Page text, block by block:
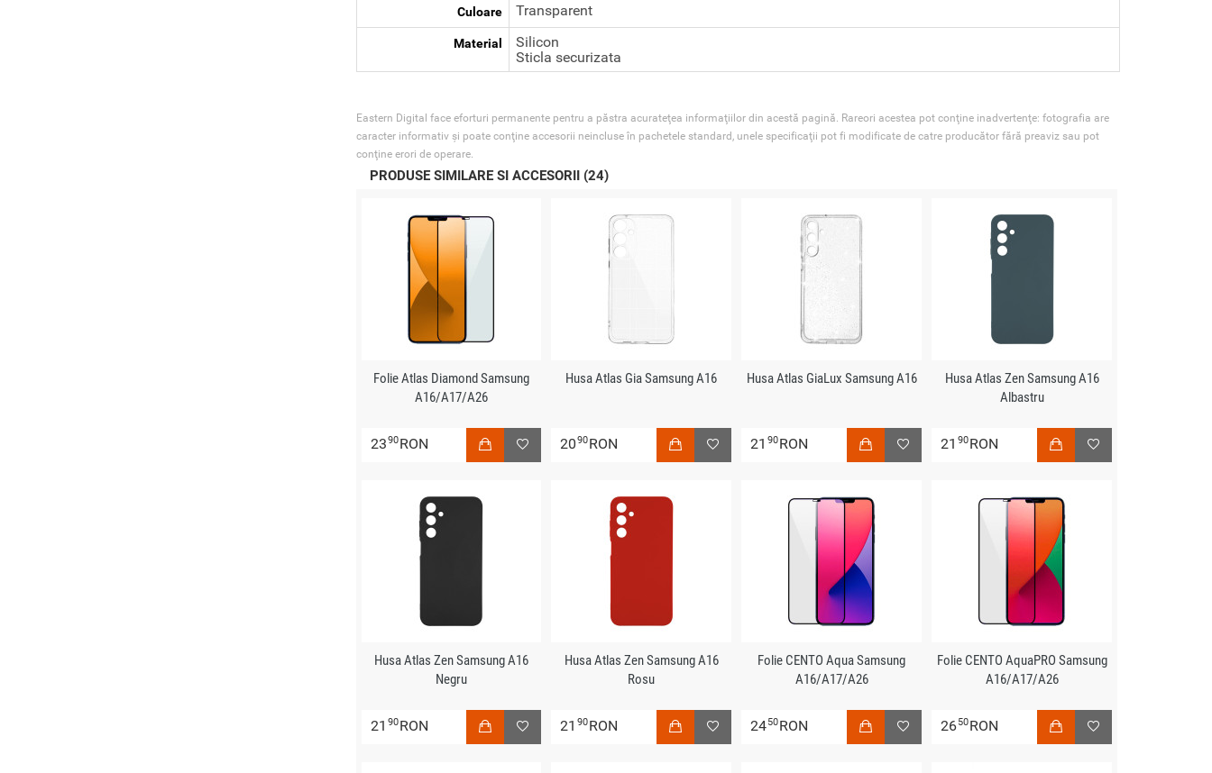
Culoare Transparent
Material
Silicon
Sticla securizata
Eastern Digital face eforturi permanente pentru a păstra acurateţea informaţiilor din acestă pagină. Rareori acestea pot conţine inadvertenţe: fotografia are
caracter informativ şi poate conţine accesorii neincluse în pachetele standard, unele specificaţii pot fi modificate de catre producător fără preaviz sau pot
conţine erori de operare.
PRODUSE SIMILARE SI ACCESORII (24)
Folie Atlas Diamond Samsung
A16/A17/A26
2390RON
Husa Atlas Gia Samsung A16
2090RON
Husa Atlas GiaLux Samsung A16
21 90RON
Husa Atlas Zen Samsung A16
Albastru
21 90RON
Husa Atlas Zen Samsung A16
Negru
21 90RON
Husa Atlas Zen Samsung A16
Rosu
21 90RON
Folie CENTO Aqua Samsung
A16/A17/A26
2450RON
Folie CENTO AquaPRO Samsung
A16/A17/A26
2650RON